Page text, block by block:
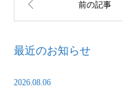
最近のお知らせ
2026.08.06